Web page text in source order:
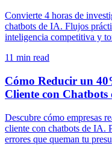
Convierte 4 horas de
chatbots de IA. Flujos
inteligencia competitiva y
11 min read
Cómo Reducir un
Cliente con Chatbots
Descubre cómo empresas
cliente con chatbots de IA.
errores que queman tu